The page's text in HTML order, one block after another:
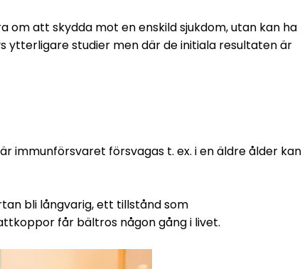
att skydda mot en enskild sjukdom, utan kan ha
ytterligare studier men där de initiala resultaten är
immunförsvaret försvagas t. ex. i en äldre ålder kan
bli långvarig, ett tillstånd som
får bältros någon gång i livet.